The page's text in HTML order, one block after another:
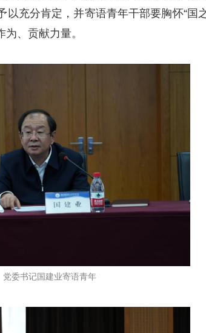
充分肯定，并寄语青年干部要胸怀“国
、贡献力量。
党委书记国建业寄语青年